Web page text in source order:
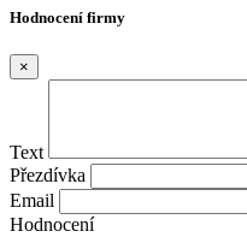
Hodnocení firmy
×
Text
Přezdívka
Email
Hodnocení